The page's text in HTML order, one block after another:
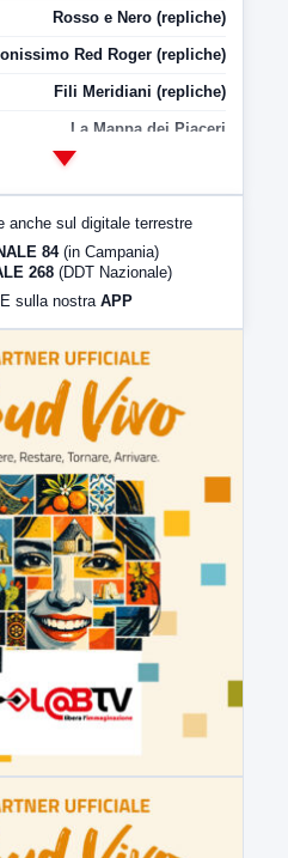
Rosso e Nero (repliche)
Red Roger (repliche)
Fili Meridiani (repliche)
La Mappa dei Piaceri
LabNews (Diretta)
LabNews (replica)
anche sul digitale terrestre
84 (in Campania)
268 (DDT Nazionale)
E sulla nostra APP